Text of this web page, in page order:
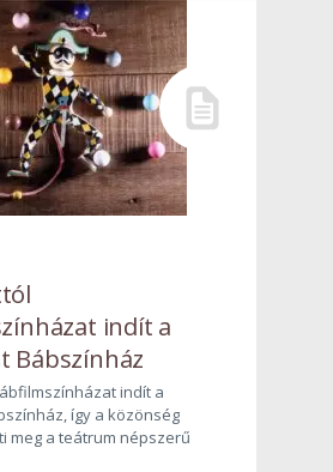
indít a
Bábszínház
indít a
így a közönség
meg a teátrum népszerű